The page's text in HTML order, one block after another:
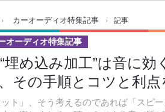
› カーオーディオ特集記事 › 記事
埋め込み加工”は音に
その手順とコツと利
ット」、そう考えるのであれば「スピ
オーディオ特集記事